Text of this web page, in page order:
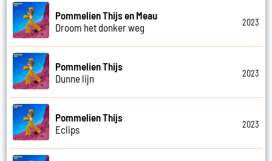
Pommelien Thijs en Meau
Droom het donker weg
2023
Pommelien Thijs
Dunne lijn
2023
Pommelien Thijs
Eclips
2023